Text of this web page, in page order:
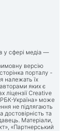
у сфері медіа —
версію
порталу -
належать їх
яких є
ліцензії Creative
Україна» може
не підлягають
та
Матеріали,
«Партнерський